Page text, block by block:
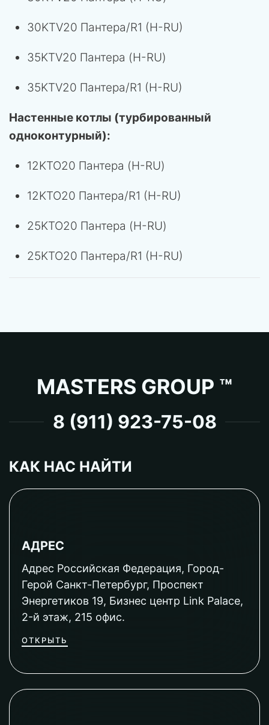
30KTV20 Пантера/R1 (H-RU)
35KTV20 Пантера (H-RU)
35KTV20 Пантера/R1 (H-RU)
Настенные котлы (турбированный
одноконтурный):
12KTO20 Пантера (H-RU)
12KTO20 Пантера/R1 (H-RU)
25KTO20 Пантера (H-RU)
25KTO20 Пантера/R1 (H-RU)
MASTERS GROUP ™
8 (911) 923-75-08
КАК НАС НАЙТИ
АДРЕС
Адрес Российская Федерация, Город-
Герой Санкт-Петербург, Проспект
Энергетиков 19, Бизнес центр Link Palace,
2-й этаж, 215 офис.
ОТКРЫТЬ